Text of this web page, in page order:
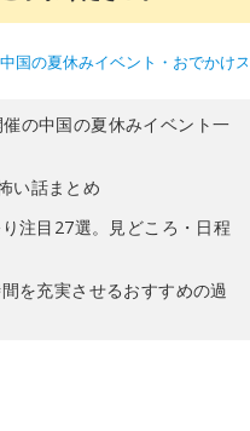
中国の夏休みイベント・おでかけ
の中国の夏休みイベント一
い話まとめ
注目27選。見どころ・日程
を充実させるおすすめの過